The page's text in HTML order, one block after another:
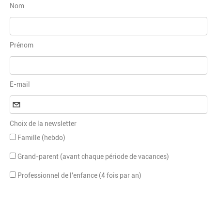
Nom
Prénom
E-mail
Choix de la newsletter
Famille (hebdo)
Grand-parent (avant chaque période de vacances)
Professionnel de l'enfance (4 fois par an)